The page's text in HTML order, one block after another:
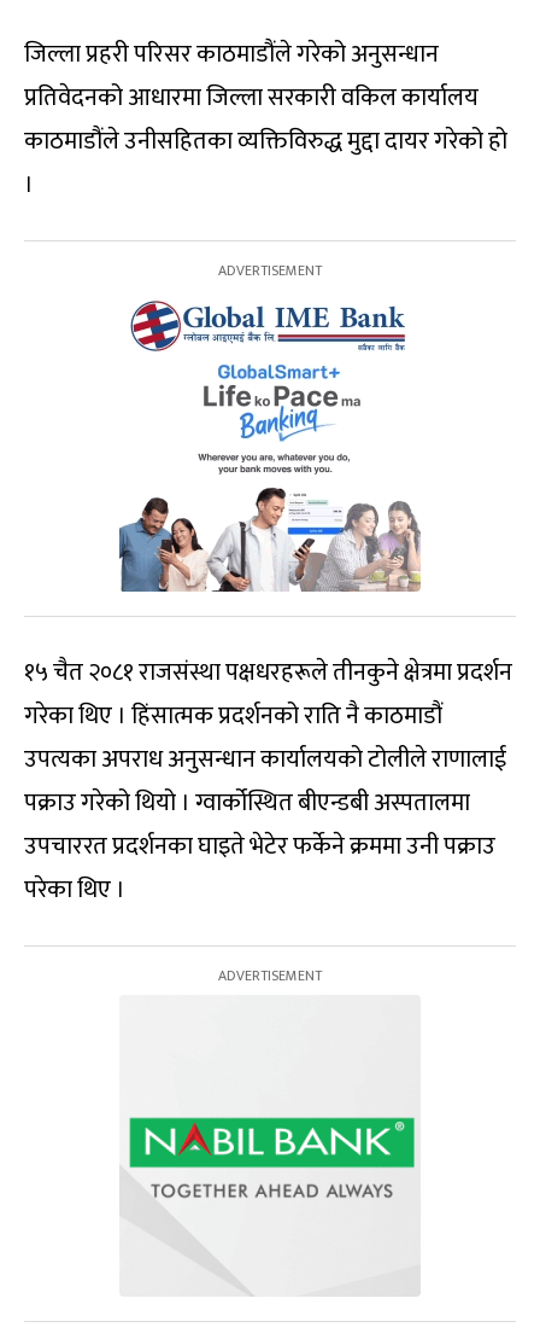
जिल्ला प्रहरी परिसर काठमाडौंले गरेको अनुसन्धान
प्रतिवेदनको आधारमा जिल्ला सरकारी वकिल कार्यालय
काठमाडौंले उनीसहितका व्यक्तिविरुद्ध मुद्दा दायर गरेको हो
।
१५ चैत २०८१ राजसंस्था पक्षधरहरूले तीनकुने क्षेत्रमा प्रदर्शन
गरेका थिए । हिंसात्मक प्रदर्शनको राति नै काठमाडौं
उपत्यका अपराध अनुसन्धान कार्यालयको टोलीले राणालाई
पक्राउ गरेको थियो । ग्वार्कोस्थित बीएन्डबी अस्पतालमा
उपचाररत प्रदर्शनका घाइते भेटेर फर्केने क्रममा उनी पक्राउ
परेका थिए ।